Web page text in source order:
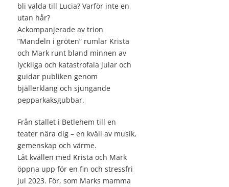
bli valda till Lucia? Varför inte en
utan hår?
Ackompanjerade av trion
”Mandeln i gröten” rumlar Krista
och Mark runt bland minnen av
lyckliga och katastrofala jular och
guidar publiken genom
bjällerklang och sjungande
pepparkaksgubbar.
Från stallet i Betlehem till en
teater nära dig – en kväll av musik,
gemenskap och värme.
Låt kvällen med Krista och Mark
öppna upp för en fin och stressfri
jul 2023. För, som Marks mamma